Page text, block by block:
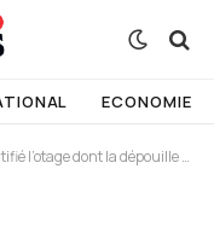
ECONOMIE
la dépouille a été rendue mardi